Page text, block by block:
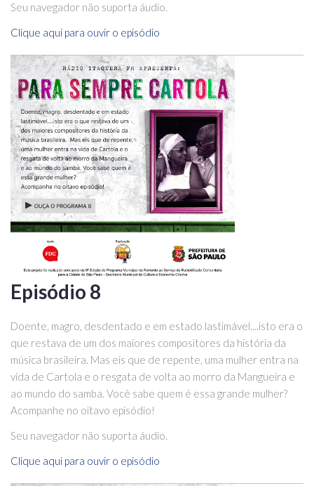
Seu navegador não suporta áudio.
Clique aqui para ouvir o episódio
Episódio 8
Doente, magro, desdentado e em estado lastimável....isto era o
que restava de um dos maiores compositores da história da
música brasileira. Mas eis que de repente, uma mulher entra na
vida de Cartola e o resgata de volta ao morro da Mangueira e
ao mundo do samba. Você sabe quem é essa grande mulher?
Acompanhe no oitavo episódio!
Seu navegador não suporta áudio.
Clique aqui para ouvir o episódio